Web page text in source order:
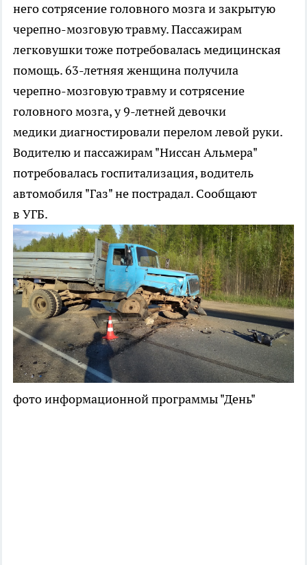
него сотрясение головного мозга и закрытую
черепно-мозговую травму. Пассажирам
легковушки тоже потребовалась медицинская
помощь. 63-летняя женщина получила
черепно-мозговую травму и сотрясение
головного мозга, у 9-летней девочки
медики диагностировали перелом левой руки.
Водителю и пассажирам "Ниссан Альмера"
потребовалась госпитализация, водитель
автомобиля "Газ" не пострадал. Сообщают
в УГБ.
фото информационной программы "День"